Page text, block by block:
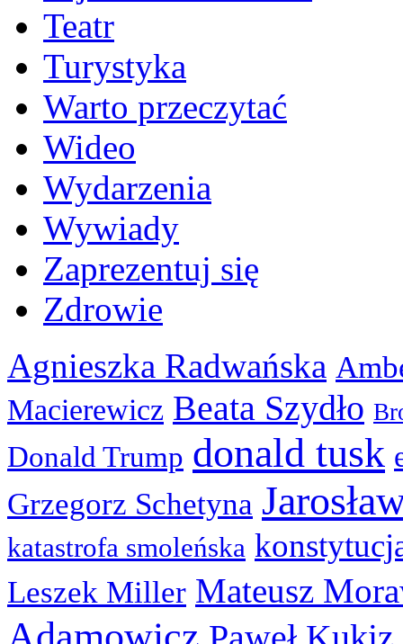
Teatr
Turystyka
Warto przeczytać
Wideo
Wydarzenia
Wywiady
Zaprezentuj się
Zdrowie
Agnieszka Radwańska
Macierewicz Beata Szydło
Donald Trump donald tusk
Grzegorz Schetyna
katastrofa smoleńska
Leszek Miller Mateusz